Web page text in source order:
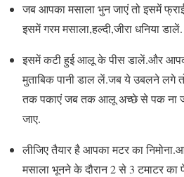
जब आपका मसाला भुन जाएं तो इसमें
इसमें गरम मसाला,हल्दी,जीरा धनिया डालें.
इसमें कटी हुई आलू के पीस डालें.और
मुताबिक पानी डाल लें.जब ये उबलने लगे
तक पकाएं जब तक आलू अच्छे से पक ना
जाए.
लीजिए तैयार है आपका मटर का
मसाला भूनने के दौरान 2 से 3 टमाटर